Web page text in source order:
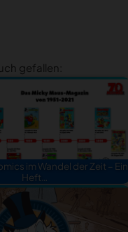
gefallen:
im Wandel der Zeit – Ein
Heft…